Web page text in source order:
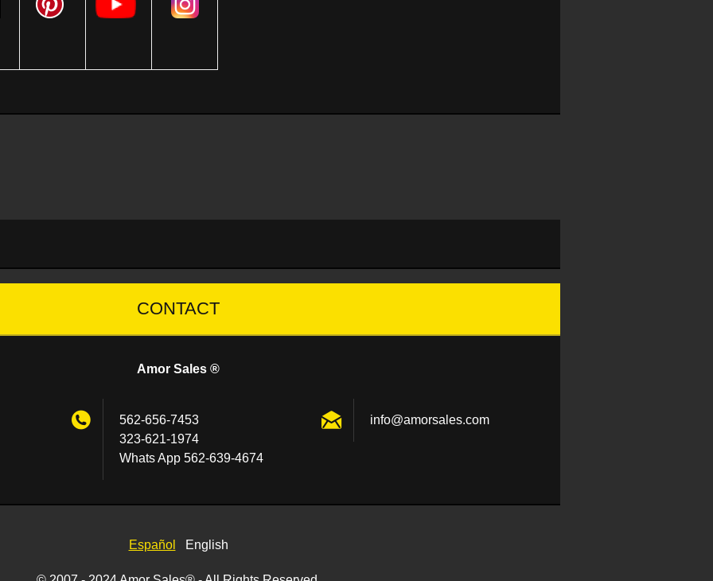
CONTACT
Amor Sales ®
562-656-7453
323-621-1974
Whats App 562-639-4674
info@amorsales.com
Español English